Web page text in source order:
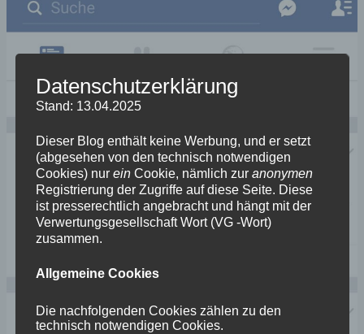
Datenschutzerklärung
Stand: 13.04.2025
Dieser Blog enthält keine Werbung, und er setzt
(abgesehen von den technisch notwendigen
Cookies) nur einCookie, nämlich zur anonymen
Registrierung der Zugriffe auf diese Seite. Diese
ist presserechtlich angebracht und hängt mit der
Verwertungsgesellschaft Wort (VG -Wort)
zusammen.
Allgemeine Cookies
Die nachfolgenden Cookies zählen zu den
technisch notwendigen Cookies.